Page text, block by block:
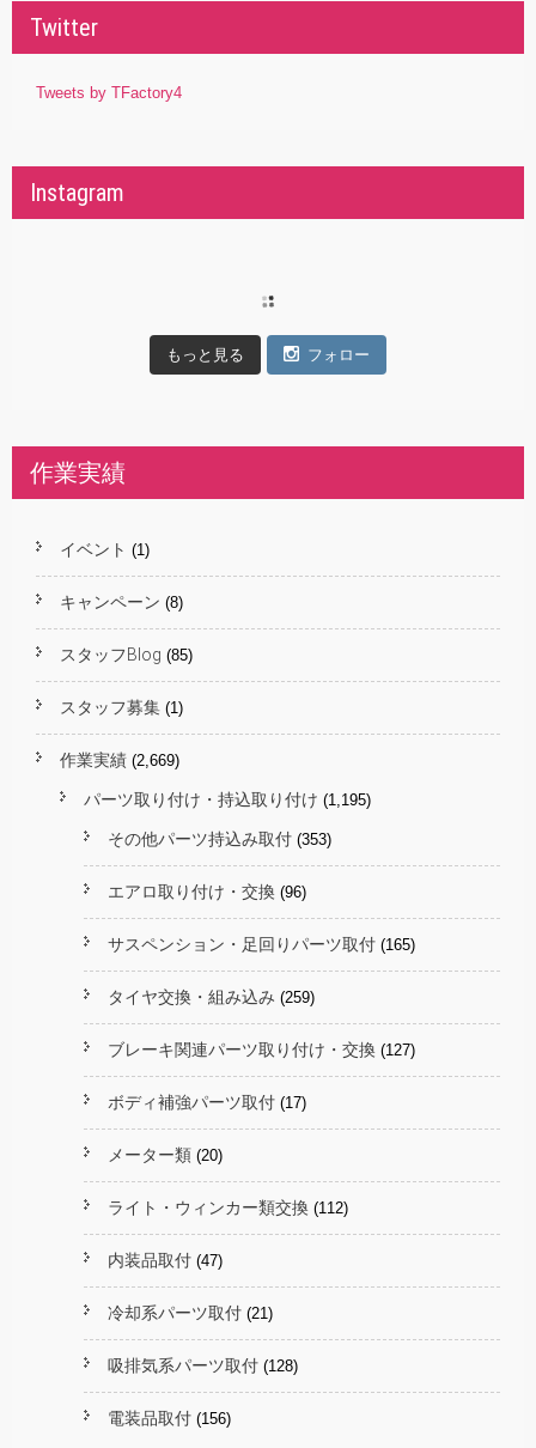
Twitter
Tweets by TFactory4
Instagram
もっと見る フォロー
作業実績
イベント (1)
キャンペーン (8)
スタッフBlog (85)
スタッフ募集 (1)
作業実績 (2,669)
パーツ取り付け・持込取り付け (1,195)
その他パーツ持込み取付 (353)
エアロ取り付け・交換 (96)
サスペンション・足回りパーツ取付 (165)
タイヤ交換・組み込み (259)
ブレーキ関連パーツ取り付け・交換 (127)
ボディ補強パーツ取付 (17)
メーター類 (20)
ライト・ウィンカー類交換 (112)
内装品取付 (47)
冷却系パーツ取付 (21)
吸排気系パーツ取付 (128)
電装品取付 (156)